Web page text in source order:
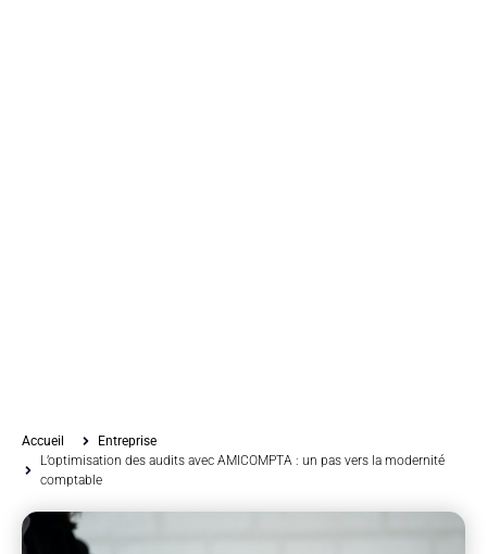
Accueil
Entreprise
L’optimisation des audits avec AMICOMPTA : un pas vers la modernité
comptable